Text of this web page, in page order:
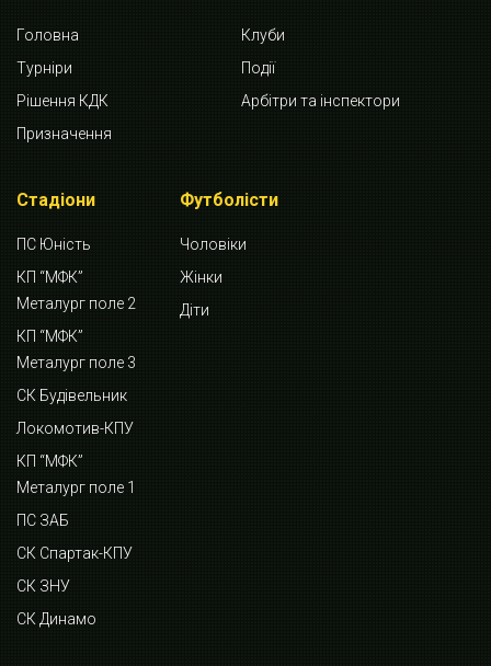
Головна
Клуби
Турніри
Події
Рішення КДК
Арбітри та інспектори
Призначення
Стадіони
ПС Юність
КП “МФК”
Металург поле 2
КП “МФК”
Металург поле 3
СК Будівельник
Локомотив-КПУ
КП “МФК”
Металург поле 1
ПС ЗАБ
СК Спартак-КПУ
СК ЗНУ
СК Динамо
Футболісти
Чоловіки
Жінки
Діти